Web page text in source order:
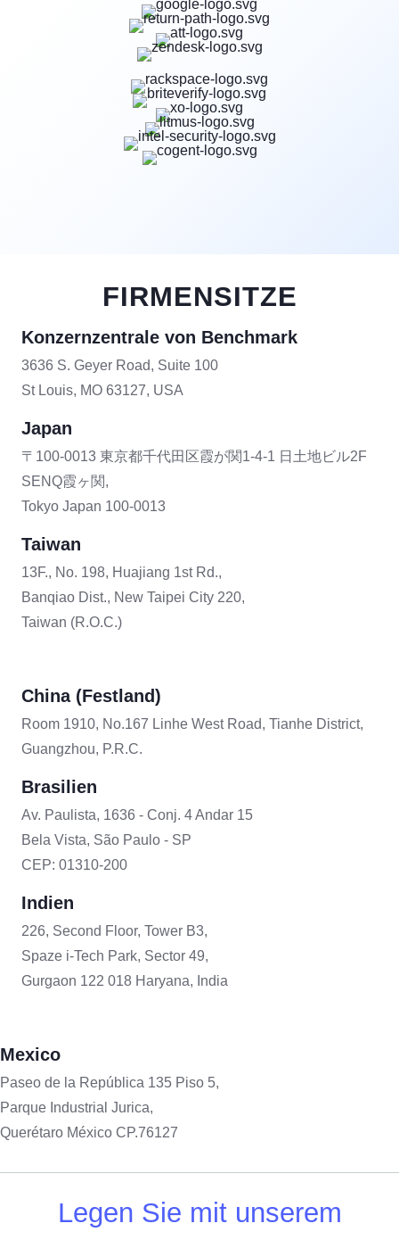
FIRMENSITZE
Konzernzentrale von Benchmark
3636 S. Geyer Road, Suite 100
St Louis, MO 63127, USA
Japan
〒100-0013 東京都千代田区霞が関1-4-1 日土地ビル2F
SENQ霞ヶ関,
Tokyo Japan 100-0013
Taiwan
13F., No. 198, Huajiang 1st Rd.,
Banqiao Dist., New Taipei City 220,
Taiwan (R.O.C.)
China (Festland)
Room 1910, No.167 Linhe West Road, Tianhe District,
Guangzhou, P.R.C.
Brasilien
Av. Paulista, 1636 - Conj. 4 Andar 15
Bela Vista, São Paulo - SP
CEP: 01310-200
Indien
226, Second Floor, Tower B3,
Spaze i-Tech Park, Sector 49,
Gurgaon 122 018 Haryana, India
Mexico
Paseo de la República 135 Piso 5,
Parque Industrial Jurica,
Querétaro México CP.76127
Legen Sie mit unserem